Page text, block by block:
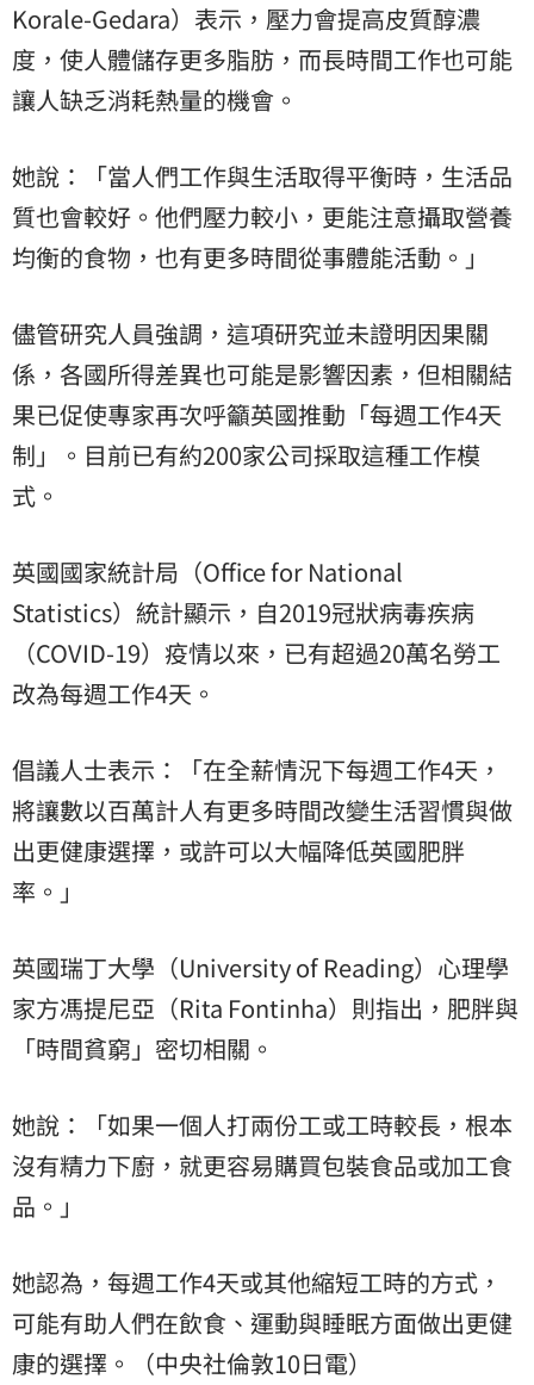
Korale-Gedara）表示，壓力會提高皮質醇濃
度，使人體儲存更多脂肪，而長時間工作也可能
讓人缺乏消耗熱量的機會。
她說：「當人們工作與生活取得平衡時，生活品
質也會較好。他們壓力較小，更能注意攝取營養
均衡的食物，也有更多時間從事體能活動。」
儘管研究人員強調，這項研究並未證明因果關
係，各國所得差異也可能是影響因素，但相關結
果已促使專家再次呼籲英國推動「每週工作4天
制」。目前已有約200家公司採取這種工作模
式。
英國國家統計局（Office for National
Statistics）統計顯示，自2019冠狀病毒疾病
（COVID-19）疫情以來，已有超過20萬名勞工
改為每週工作4天。
倡議人士表示：「在全薪情況下每週工作4天，
將讓數以百萬計人有更多時間改變生活習慣與做
出更健康選擇，或許可以大幅降低英國肥胖
率。」
英國瑞丁大學（University of Reading）心理學
家方馮提尼亞（Rita Fontinha）則指出，肥胖與
「時間貧窮」密切相關。
她說：「如果一個人打兩份工或工時較長，根本
沒有精力下廚，就更容易購買包裝食品或加工食
品。」
她認為，每週工作4天或其他縮短工時的方式，
可能有助人們在飲食、運動與睡眠方面做出更健
康的選擇。（中央社倫敦10日電）